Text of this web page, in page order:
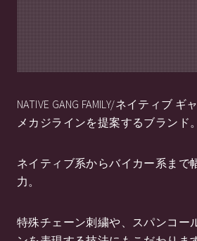
NATIVE GANG FAMILY/ネイティブ
メカジラインを提案するブランド。
ネイティブ系からバイカー系まで
力。
特殊チェーン刺繍や、スパンコー